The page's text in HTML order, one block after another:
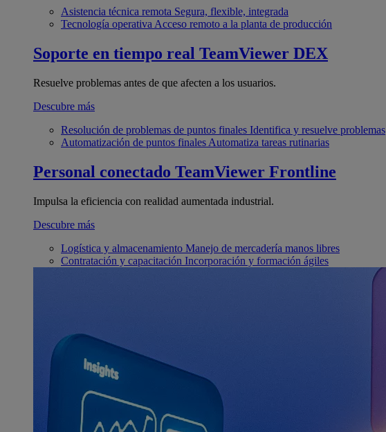
Asistencia técnica remota Segura, flexible, integrada
Tecnología operativa Acceso remoto a la planta de producción
Soporte en tiempo real TeamViewer DEX
Resuelve problemas antes de que afecten a los usuarios.
Descubre más
Resolución de problemas de puntos finales Identifica y resuelve problemas
Automatización de puntos finales Automatiza tareas rutinarias
Personal conectado TeamViewer Frontline
Impulsa la eficiencia con realidad aumentada industrial.
Descubre más
Logística y almacenamiento Manejo de mercadería manos libres
Contratación y capacitación Incorporación y formación ágiles